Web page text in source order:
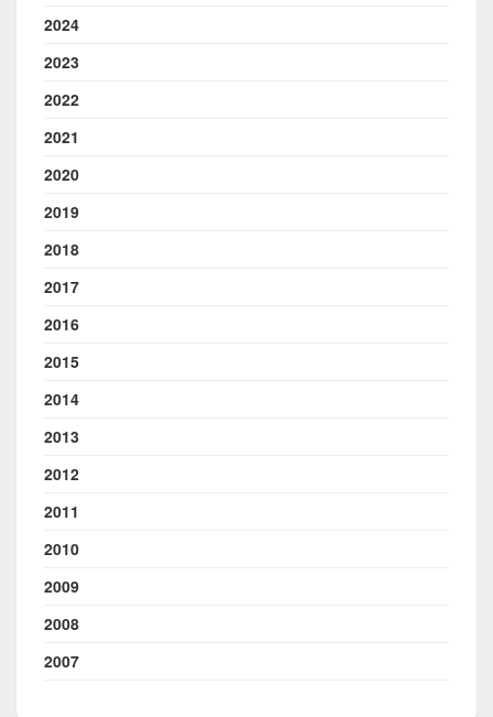
2024
2023
2022
2021
2020
2019
2018
2017
2016
2015
2014
2013
2012
2011
2010
2009
2008
2007